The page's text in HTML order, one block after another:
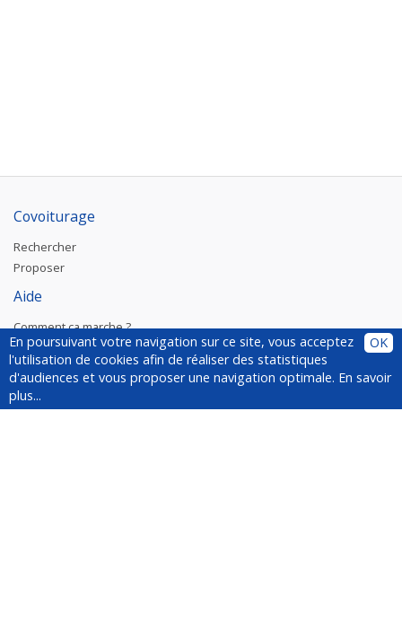
Covoiturage
Rechercher
Proposer
Aide
Comment ça marche ?
Plugin
Installer le plugin
Questions fréquentes
OK
En poursuivant votre navigation sur ce site, vous acceptez
l'utilisation de cookies afin de réaliser des statistiques
d'audiences et vous proposer une navigation optimale. En savoir
plus...